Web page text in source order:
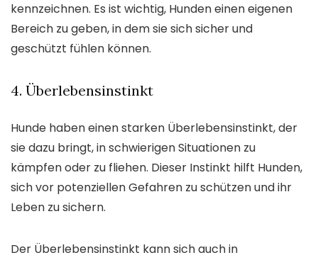
kennzeichnen. Es ist wichtig, Hunden einen eigenen
Bereich zu geben, in dem sie sich sicher und
geschützt fühlen können.
4. Überlebensinstinkt
Hunde haben einen starken Überlebensinstinkt, der
sie dazu bringt, in schwierigen Situationen zu
kämpfen oder zu fliehen. Dieser Instinkt hilft Hunden,
sich vor potenziellen Gefahren zu schützen und ihr
Leben zu sichern.
Der Überlebensinstinkt kann sich auch in